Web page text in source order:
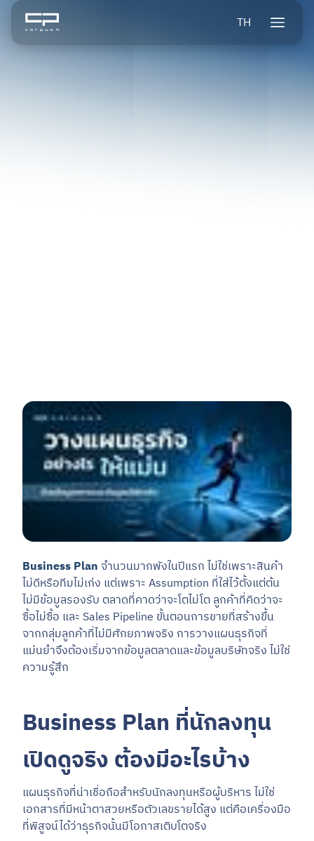
TH
Business Planจำนวนมากพังในปีแรก ไม่ใช่เพราะสินค้า
ไม่ดีหรือทีมไม่เก่ง แต่เพราะ Assumption ที่ใส่ไว้ตั้งแต่ต้น
ไม่มีข้อมูลรองรับ ตลาดที่คาดว่าจะโตไม่โต ลูกค้าที่คิดว่าจะ
ซื้อไม่ซื้อ และ Sales Pipeline ขั้นตอนการขายที่สร้างขึ้น
จากกลุ่มลูกค้าที่ไม่มีศักยภาพจริง การวางแผนธุรกิจที่
แม่นยำจึงต้องเริ่มจากข้อมูลตลาดและข้อมูลบริษัทจริง ไม่ใช่
ความรู้สึก
Business Plan ที่นักลงทุน
เปิดดูจริง ต้องมีอะไรบ้าง
แผนธุรกิจที่น่าเชื่อถือสำหรับนักลงทุนหรือผู้บริหาร ไม่ใช่
เอกสารที่มีหน้าตาสวยหรือตัวเลขรายได้สูง แต่คือเครื่องมือ
ที่พิสูจน์ได้ว่าธุรกิจนั้นมีโอกาสเติบโตจริง